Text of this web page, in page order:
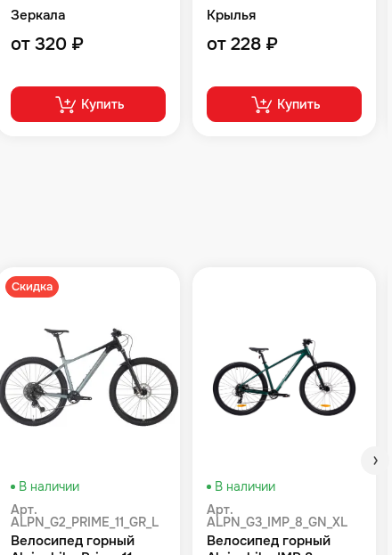
Зеркала
от 320 ₽
Купить
Крылья
от 228 ₽
Купить
Скидка
В наличии
Арт.
ALPN_G2_PRIME_11_GR_L
Велосипед горный
В наличии
Арт.
ALPN_G3_IMP_8_GN_XL
Велосипед горный